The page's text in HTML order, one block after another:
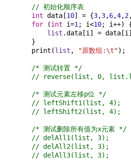
// 初始化顺序表
int data[10] = {3,3,6,4,2,
for (int i=1 ; i<10; i++)
list .data[i] =
}
print(list , "原数组:\t");
/* 测试转置 */
// reverse(list, 0,
/* 测试元素左移p位 */
// leftShift1(list, 4);
// leftShift2(list, 4);
/* 测试删除所有值为x元素 */
// delAll1(list, 3);
// delAll2(list, 3);
// delAll3(list, 3);